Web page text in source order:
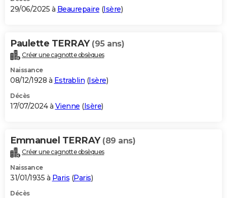
29/06/2025 à Beaurepaire (Isère)
Paulette TERRAY (95 ans)
Créer une cagnotte obsèques
Naissance
08/12/1928 à Estrablin (Isère)
Décès
17/07/2024 à Vienne (Isère)
Emmanuel TERRAY (89 ans)
Créer une cagnotte obsèques
Naissance
31/01/1935 à Paris (Paris)
Décès